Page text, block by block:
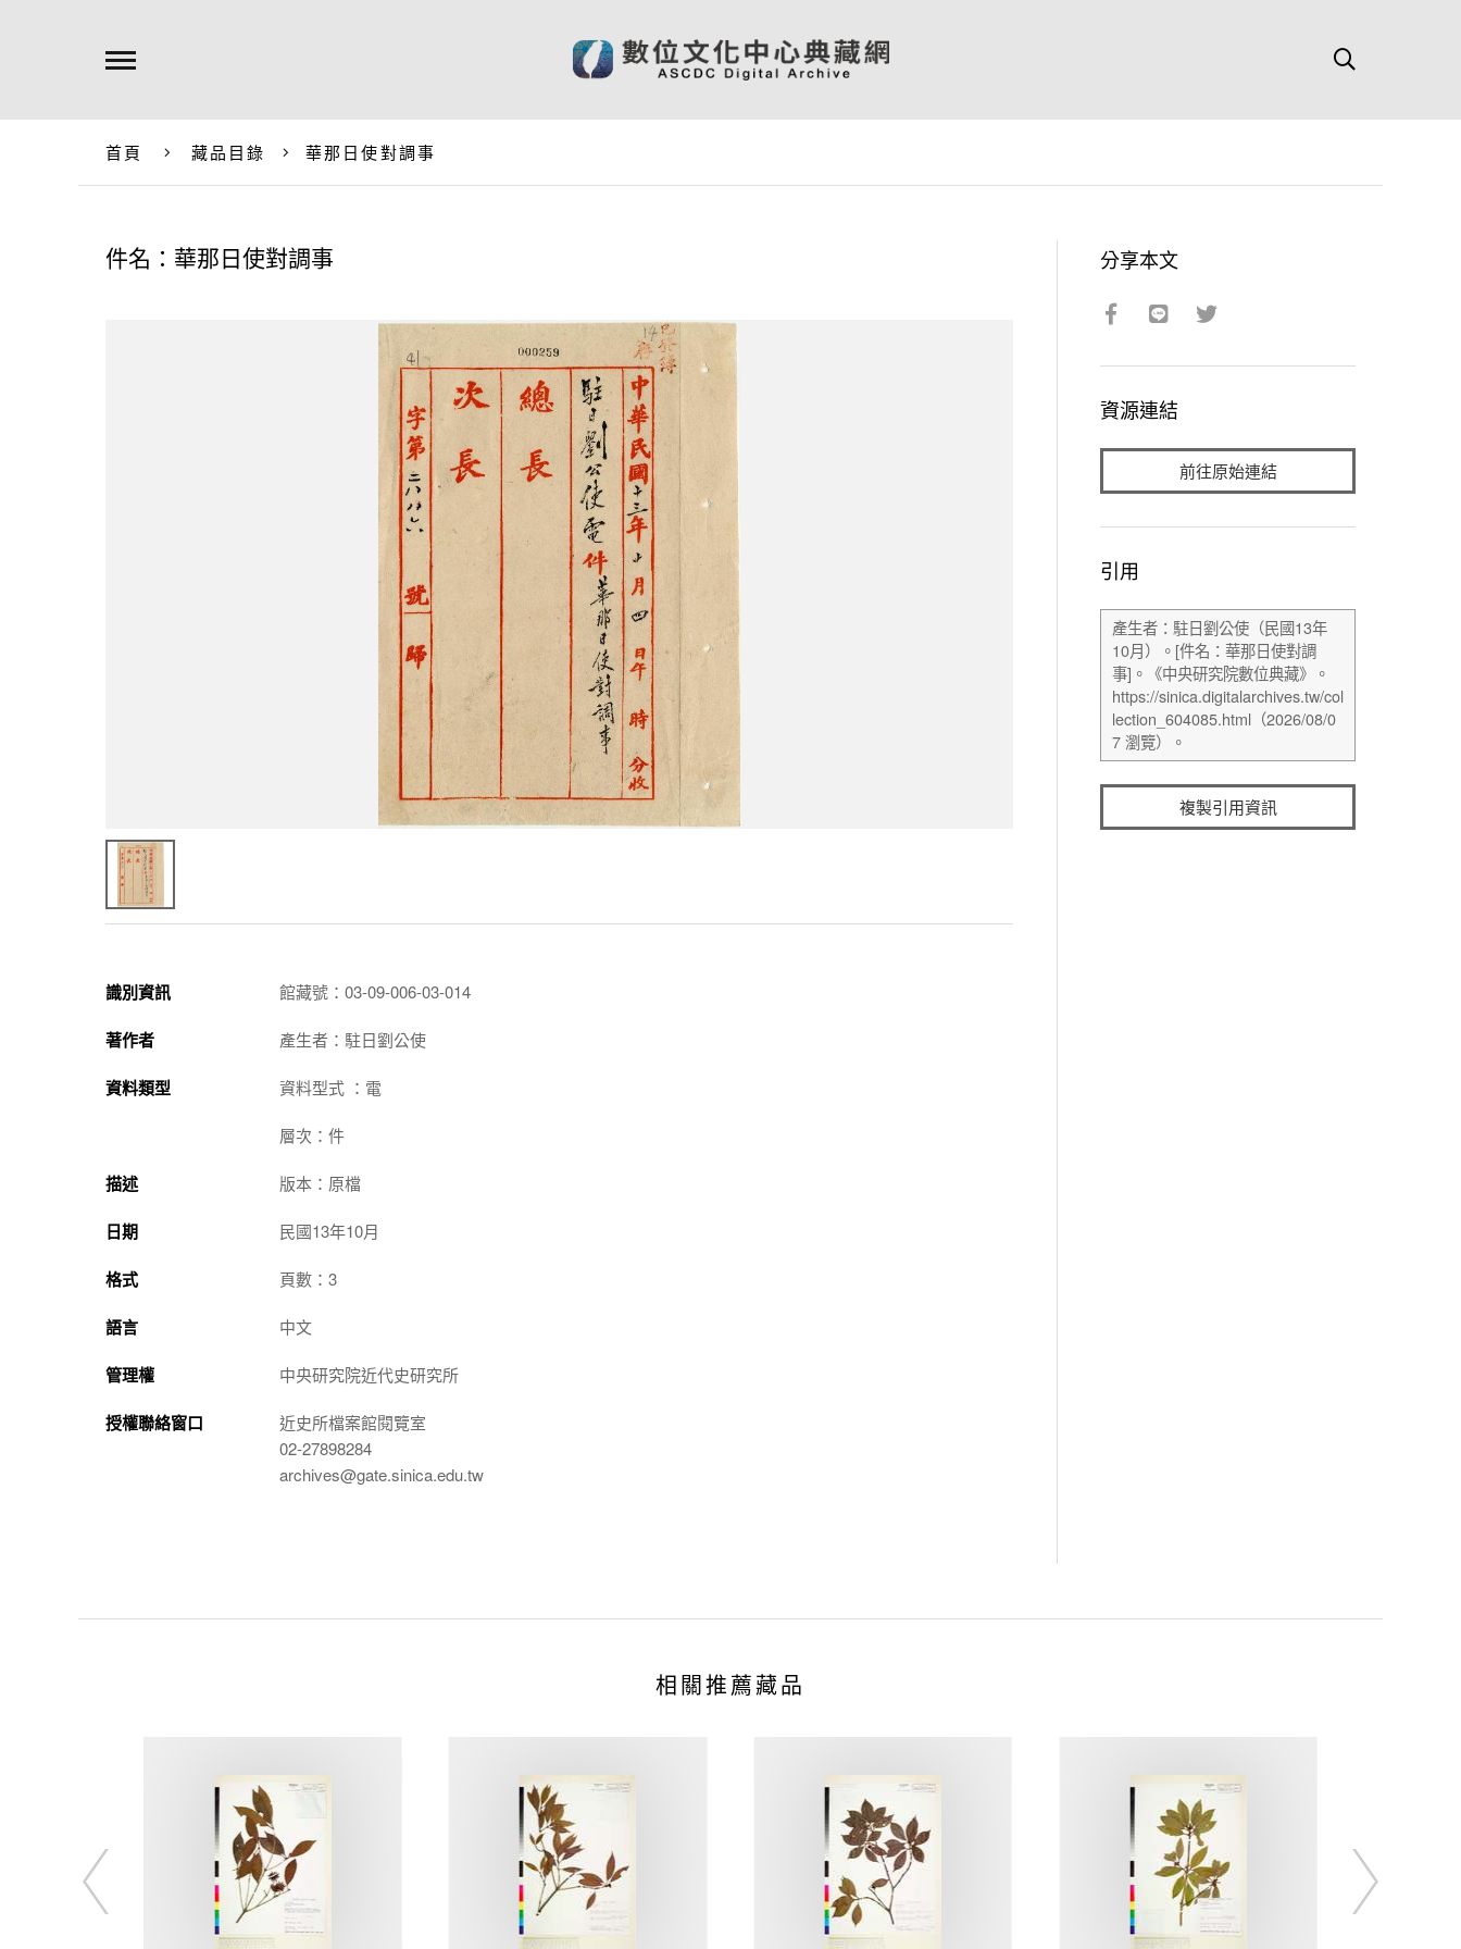
首頁 藏品目錄 華那日使對調事
件名：華那日使對調事
識別資訊 館藏號：03-09-006-03-014
著作者 產生者：駐日劉公使
資料類型 資料型式 ：電
層次：件
描述 版本：原檔
日期 民國13年10月
格式 頁數：3
語言 中文
管理權 中央研究院近代史研究所
授權聯絡窗口
近史所檔案館閱覽室
02-27898284
archives@gate.sinica.edu.tw
分享本文
資源連結
前往原始連結
引用
複製引用資訊
相關推薦藏品